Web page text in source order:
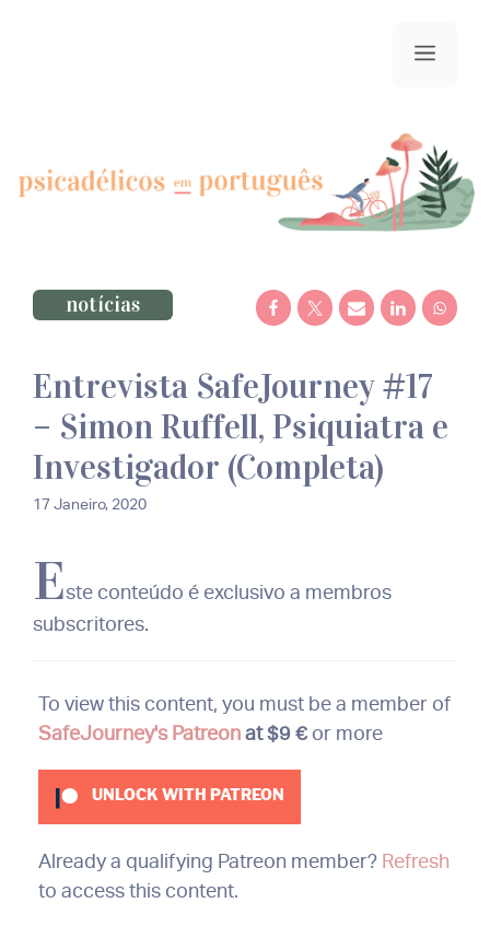
menu
notícias
Entrevista SafeJourney #17
– Simon Ruffell, Psiquiatra e
Investigador (Completa)
17 Janeiro, 2020
Este conteúdo é exclusivo a membros
subscritores.
To view this content, you must be a member of
SafeJourney's Patreonat $9 € or more
UNLOCK WITH PATREON
Already a qualifying Patreon member? Refresh
to access this content.